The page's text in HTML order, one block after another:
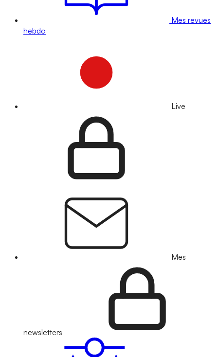
Mes revues
hebdo
Live
Mes
newsletters